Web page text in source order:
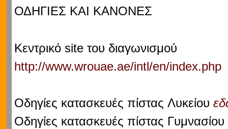
ΟΔΗΓΙΕΣ ΚΑΙ ΚΑΝΟΝΕΣ
Κεντρικό site του διαγωνισμού
http://www.wrouae.ae/intl/en/index.php
Οδηγίες κατασκευές πίστας Λυκείου
Οδηγίες κατασκευές πίστας Γυμνασίου